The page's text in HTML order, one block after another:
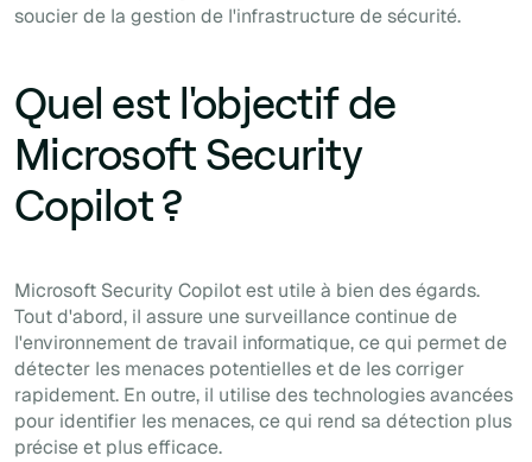
soucier de la gestion de l'infrastructure de sécurité.
Quel est l'objectif de
Microsoft Security
Copilot ?
Microsoft Security Copilot est utile à bien des égards.
Tout d'abord, il assure une surveillance continue de
l'environnement de travail informatique, ce qui permet de
détecter les menaces potentielles et de les corriger
rapidement. En outre, il utilise des technologies avancées
pour identifier les menaces, ce qui rend sa détection plus
précise et plus efficace.